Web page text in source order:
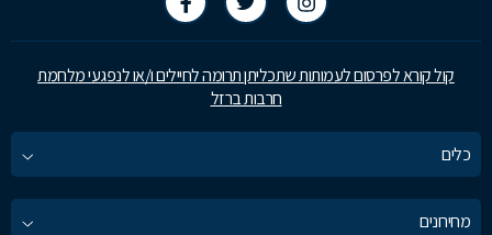
קול קורא לפרסום לעמותות שתכליתן תרומה לחיילים ו/או לנפגעי מלחמת
חרבות ברזל
כלים
מחירונים